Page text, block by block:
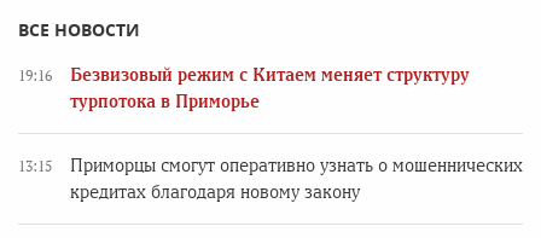
ВСЕ НОВОСТИ
19:16
Безвизовый режим с Китаем меняет структуру
турпотока в Приморье
13:15
Приморцы смогут оперативно узнать о мошеннических
кредитах благодаря новому закону